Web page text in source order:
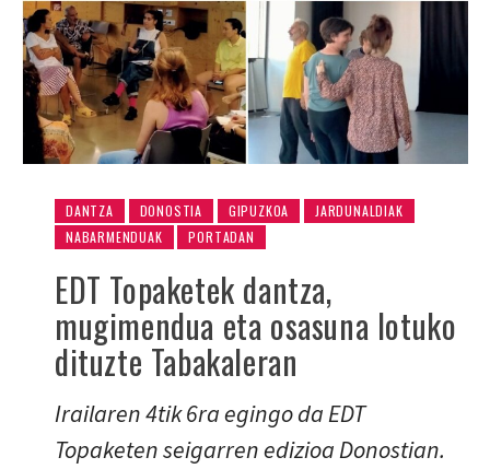
DANTZA DONOSTIA GIPUZKOA
JARDUNALDIAK
NABARMENDUAK
PORTADAN
EDT Topaketek dantza,
mugimendua eta osasuna lotuko
dituzte Tabakaleran
Irailaren 4tik 6ra egingo da EDT
Topaketen seigarren edizioa Donostian.